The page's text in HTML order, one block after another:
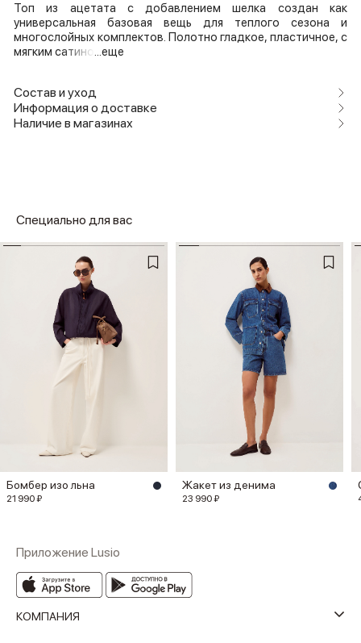
Топ из ацетата с добавлением шелка создан как
универсальная базовая вещь для теплого сезона и
многослойных комплектов. Полотно гладкое, пластичное, с
мягким сатино ...еще
Состав и уход
Информация о доставке
Наличие в магазинах
Специально для вас
Бомбер изо льна
21 990 ₽
Жакет из денима
23 990 ₽
Приложение Lusio
КОМПАНИЯ